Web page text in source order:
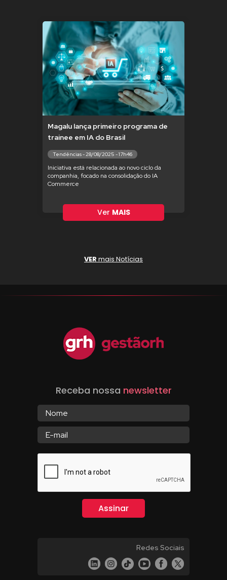
Magalu lança primeiro programa de
trainee em IA do Brasil
Tendências - 28/08/2025 - 17h46
Iniciativa está relacionada ao novo ciclo da
companhia, focado na consolidação do IA
Commerce
Ver MAIS
VER mais Notícias
Receba nossa newsletter
Redes Sociais